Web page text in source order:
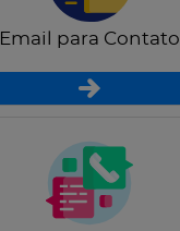
Email para Contato